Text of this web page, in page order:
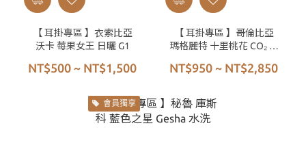
【 耳掛專區 】衣索比亞
沃卡 莓果女王 日曬 G1
NT$500 ~ NT$1,500
【 耳掛專區 】哥倫比亞
瑪格麗特 十里桃花 CO₂ 高
NT$950 ~ NT$2,850
會員獨享